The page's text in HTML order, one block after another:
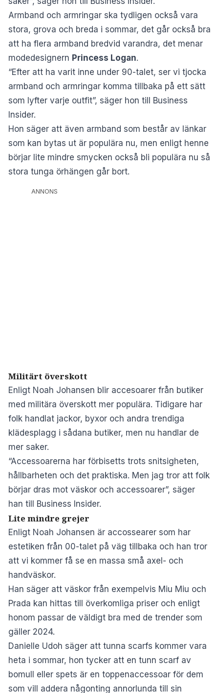
Armband och armringar ska tydligen också vara
stora, grova och breda i sommar, det går också bra
att ha flera armband bredvid varandra, det menar
modedesignern Princess Logan.
“Efter att ha varit inne under 90-talet, ser vi tjocka
armband och armringar komma tillbaka på ett sätt
som lyfter varje outfit”, säger hon till Business
Insider.
Hon säger att även armband som består av länkar
som kan bytas ut är populära nu, men enligt henne
börjar lite mindre smycken också bli populära nu så
stora tunga örhängen går bort.
ANNONS
Militärt överskott
Enligt Noah Johansen blir accesoarer från butiker
med militära överskott mer populära. Tidigare har
folk handlat jackor, byxor och andra trendiga
klädesplagg i sådana butiker, men nu handlar de
mer saker.
“Accessoarerna har förbisetts trots snitsigheten,
hållbarheten och det praktiska. Men jag tror att folk
börjar dras mot väskor och accessoarer”, säger
han till Business Insider.
Lite mindre grejer
Enligt Noah Johansen är accossearer som har
estetiken från 00-talet på väg tillbaka och han tror
att vi kommer få se en massa små axel- och
handväskor.
Han säger att väskor från exempelvis Miu Miu och
Prada kan hittas till överkomliga priser och enligt
honom passar de väldigt bra med de trender som
gäller 2024.
Danielle Udoh säger att tunna scarfs kommer vara
heta i sommar, hon tycker att en tunn scarf av
bomull eller spets är en toppenaccessoar för dem
som vill addera någonting annorlunda till sin